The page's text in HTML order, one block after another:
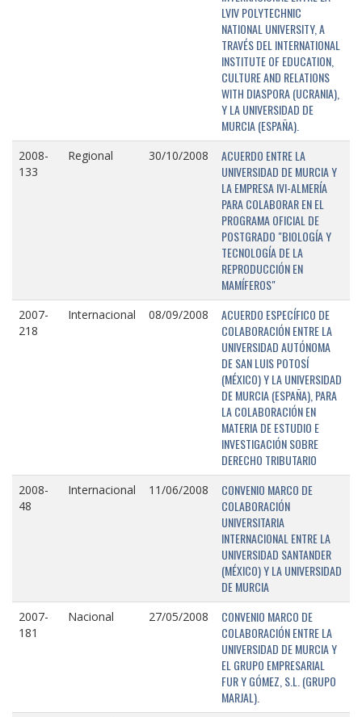
LVIV POLYTECHNIC
NATIONAL UNIVERSITY, A
TRAVÉS DEL INTERNATIONAL
INSTITUTE OF EDUCATION,
CULTURE AND RELATIONS
WITH DIASPORA (UCRANIA),
Y LA UNIVERSIDAD DE
MURCIA (ESPAÑA).
2008-
133
Regional 30/10/2008
ACUERDO ENTRE LA
UNIVERSIDAD DE MURCIA Y
LA EMPRESA IVI-ALMERÍA
PARA COLABORAR EN EL
PROGRAMA OFICIAL DE
POSTGRADO "BIOLOGÍA Y
TECNOLOGÍA DE LA
REPRODUCCIÓN EN
MAMÍFEROS"
2007-
218
Internacional 08/09/2008
ACUERDO ESPECÍFICO DE
COLABORACIÓN ENTRE LA
UNIVERSIDAD AUTÓNOMA
DE SAN LUIS POTOSÍ
(MÉXICO) Y LA UNIVERSIDAD
DE MURCIA (ESPAÑA), PARA
LA COLABORACIÓN EN
MATERIA DE ESTUDIO E
INVESTIGACIÓN SOBRE
DERECHO TRIBUTARIO
2008-
48
Internacional 11/06/2008
CONVENIO MARCO DE
COLABORACIÓN
UNIVERSITARIA
INTERNACIONAL ENTRE LA
UNIVERSIDAD SANTANDER
(MÉXICO) Y LA UNIVERSIDAD
DE MURCIA
2007-
181
Nacional 27/05/2008
CONVENIO MARCO DE
COLABORACIÓN ENTRE LA
UNIVERSIDAD DE MURCIA Y
EL GRUPO EMPRESARIAL
FUR Y GÓMEZ, S.L. (GRUPO
MARJAL).